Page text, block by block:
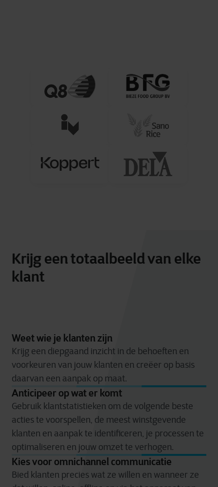
Krijg een totaalbeeld van elke
klant
Weet wie je klanten zijn
Krijg een diepgaand inzicht in de behoeften en
voorkeuren van jouw klanten en creëer op basis
daarvan een aanpak op maat.
Anticipeer op wat er komt
Gebruik klantstatistieken om de volgende beste
acties te voorspellen, de meest winstgevende
klanten en aanpak te identificeren, je processen te
optimaliseren en jouw omzet te verhogen.
Kies voor omnichannel communicatie
Bied klanten precies wat ze willen en wanneer ze